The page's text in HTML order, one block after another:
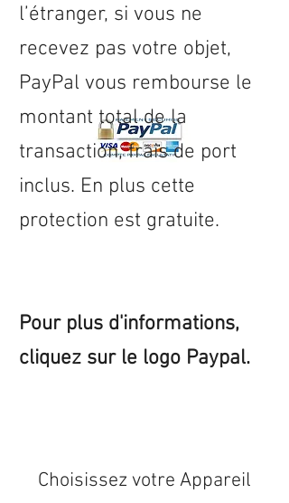
l’étranger, si vous ne
recevez pas votre objet,
PayPal vous rembourse le
montant total de la
transaction, frais de port
inclus. En plus cette
protection est gratuite.
Pour plus d'informations,
cliquez sur le logo Paypal.
Choisissez votre Appareil